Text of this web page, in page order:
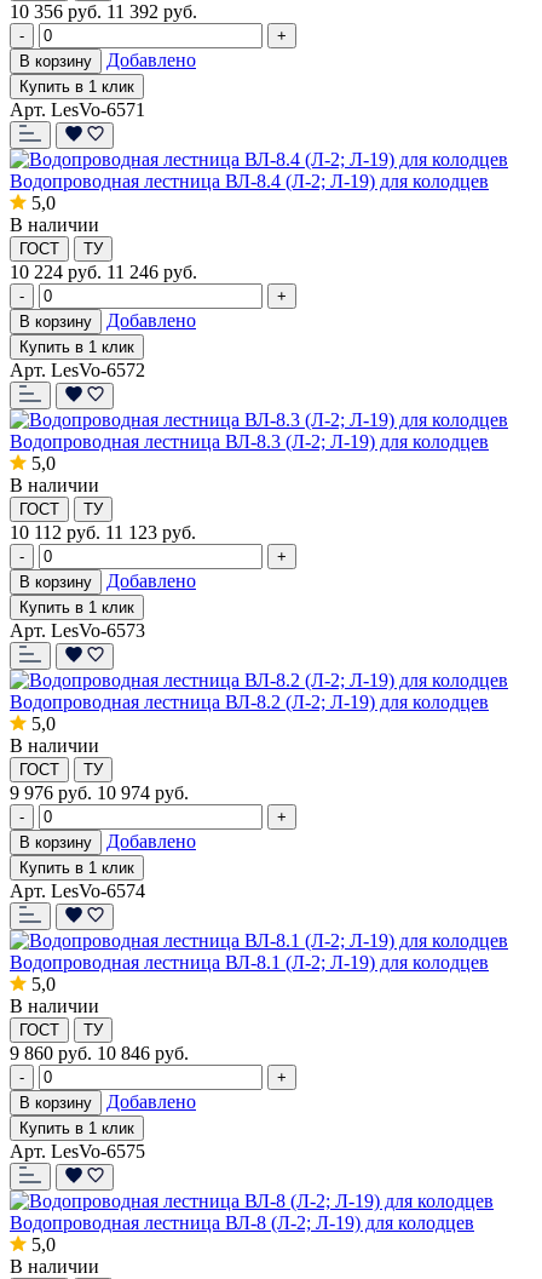
10 356 руб. 11 392 руб.
-
+
В корзину
Добавлено
Купить в 1 клик
Арт. LesVo-6571
Водопроводная лестница ВЛ-8.4 (Л-2; Л-19) для колодцев
5,0
В наличии
ГОСТ ТУ
10 224 руб. 11 246 руб.
-
+
В корзину
Добавлено
Купить в 1 клик
Арт. LesVo-6572
Водопроводная лестница ВЛ-8.3 (Л-2; Л-19) для колодцев
5,0
В наличии
ГОСТ ТУ
10 112 руб. 11 123 руб.
-
+
В корзину
Добавлено
Купить в 1 клик
Арт. LesVo-6573
Водопроводная лестница ВЛ-8.2 (Л-2; Л-19) для колодцев
5,0
В наличии
ГОСТ ТУ
9 976 руб. 10 974 руб.
-
+
В корзину
Добавлено
Купить в 1 клик
Арт. LesVo-6574
Водопроводная лестница ВЛ-8.1 (Л-2; Л-19) для колодцев
5,0
В наличии
ГОСТ ТУ
9 860 руб. 10 846 руб.
-
+
В корзину
Добавлено
Купить в 1 клик
Арт. LesVo-6575
Водопроводная лестница ВЛ-8 (Л-2; Л-19) для колодцев
5,0
В наличии